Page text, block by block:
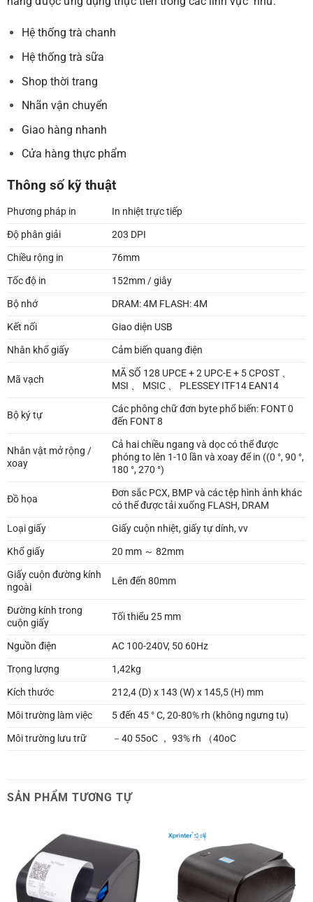
Hệ thống trà chanh
Hệ thống trà sữa
Shop thời trang
Nhãn vận chuyển
Giao hàng nhanh
Cửa hàng thực phẩm
Thông số kỹ thuật
Phương pháp in
In nhiệt trực tiếp
Độ phân giải
203 DPI
Chiều rộng in
76mm
Tốc độ in
152mm / giây
Bộ nhớ
DRAM: 4M FLASH: 4M
Kết nối
Giao diện USB
Nhân khổ giấy
Cảm biến quang điện
Mã vạch
MÃ SỐ 128 UPCE + 2 UPC-E + 5 CPOST 、
MSI 、 MSIC 、 PLESSEY ITF14 EAN14
Bộ ký tự
Các phông chữ đơn byte phổ biến: FONT 0
đến FONT 8
Nhân vật mở rộng /
xoay
Cả hai chiều ngang và dọc có thể được
phóng to lên 1-10 lần và xoay để in ((0 °, 90 °,
180 °, 270 °)
Đồ họa
Đơn sắc PCX, BMP và các tệp hình ảnh khác
có thể được tải xuống FLASH, DRAM
Loại giấy
Giấy cuộn nhiệt, giấy tự dính, vv
Khổ giấy
20 mm ～ 82mm
Giấy cuộn đường kính
ngoài
Lên đến 80mm
Đường kính trong
cuộn giấy
Tối thiểu 25 mm
Nguồn điện
AC 100-240V, 50 60Hz
Trọng lượng
1,42kg
Kích thước
212,4 (D) x 143 (W) x 145,5 (H) mm
Môi trường làm việc
5 đến 45 ° C, 20-80% rh (không ngưng tụ)
Môi trường lưu trữ
－40 55oC ， 93% rh （40oC
SẢN PHẨM TƯƠNG TỰ